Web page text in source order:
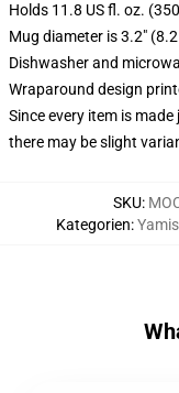
Holds 11.8 US fl. oz.
Mug diameter is 3.2"
Dishwasher and
Wraparound design
Since every item is
there may be slight
SKU:
Kategorien: